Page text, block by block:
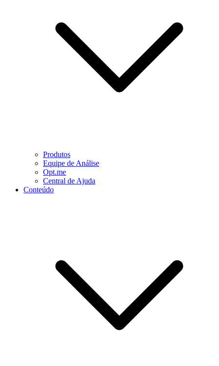
Produtos
Equipe de Análise
Opt.me
Central de Ajuda
Conteúdo